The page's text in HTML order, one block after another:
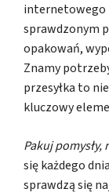
internetowego
sprawdzonym
opakowań,
Znamy
przesyłka to
kluczowy
Pakuj
się każdego
sprawdzą się